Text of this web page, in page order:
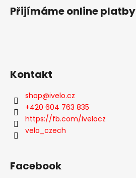
v
Přijímáme online platby
Kontakt
shop@ivelo.cz
+420 604 763 835
https://fb.com/ivelocz
velo_czech
Facebook